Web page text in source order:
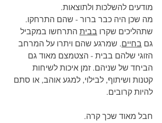
מודעים להשלכות ולתוצאות.
מה שכן היה כבר ברור - שהם התרחקו.
שתהליכים שקרו בבית התרחשו במקביל
גם בחיים. שמרגע שהם ויתרו על המרחב
הזוגי שלהם בבית - הצטמצם מאוד גם
הביחד של שניהם. זמן איכות לשיחות
קטנות ושיתוף, לבילוי, למגע אוהב, או סתם
להיות קרובים.
חבל מאוד שכך קרה.